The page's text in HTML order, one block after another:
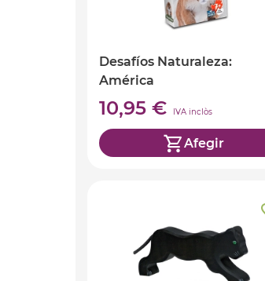
Desafíos Naturaleza:
América
10,95 € IVA inclòs
Afegir